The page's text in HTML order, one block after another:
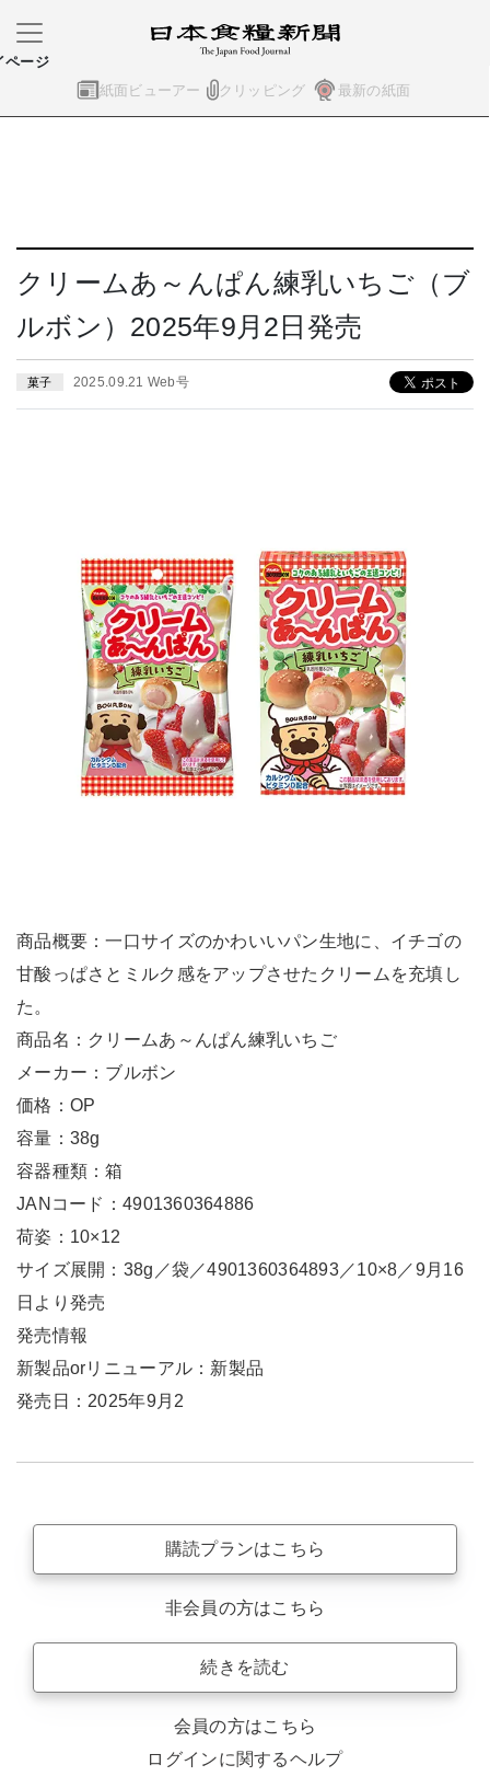
紙面ビューアー クリッピング 最新の紙面
ページ
クリームあ～んぱん練乳いちご（ブ
ルボン）2025年9月2日発売
菓子 2025.09.21 Web号
商品概要：一口サイズのかわいいパン生地に、イチゴの
甘酸っぱさとミルク感をアップさせたクリームを充填し
た。
商品名：クリームあ～んぱん練乳いちご
メーカー：ブルボン
価格：OP
容量：38g
容器種類：箱
JANコード：4901360364886
荷姿：10×12
サイズ展開：38g／袋／4901360364893／10×8／9月16
日より発売
発売情報
新製品orリニューアル：新製品
発売日：2025年9月2
購読プランはこちら
非会員の方はこちら
続きを読む
会員の方はこちら
ログインに関するヘルプ